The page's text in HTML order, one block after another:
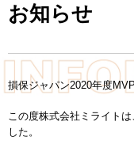
お知らせ
損保ジャパン2020年度
この度株式会社ミライト
した。